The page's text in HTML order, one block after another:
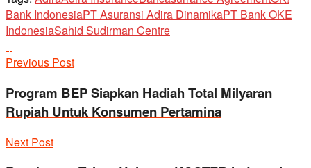
Bank IndonesiaPT Asuransi Adira DinamikaPT Bank OKE
IndonesiaSahid Sudirman Centre
Previous Post
Program BEP Siapkan Hadiah Total Milyaran
Rupiah Untuk Konsumen Pertamina
Next Post